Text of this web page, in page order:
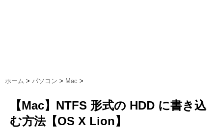
ホーム > パソコン > Mac >
【Mac】NTFS 形式の HDD に書き込
む方法【OS X Lion】